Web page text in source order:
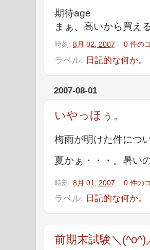
期待age
まぁ、高いから買え
時刻: 8月 02, 2007 0 件の
ラベル: 日記的な何か。
2007-08-01
いやっほぅ。
梅雨が明けた件につい
夏かぁ・・・。暑い
時刻: 8月 01, 2007 0 件の
ラベル: 日記的な何か。
前期末試験＼(^o^)